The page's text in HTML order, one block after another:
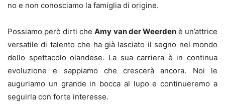
no e non conosciamo la famiglia di origine.
Possiamo però dirti cheAmy van der Weerdenè un’attrice
versatile di talento che ha già lasciato il segno nel mondo
dello spettacolo olandese. La sua carriera è in continua
evoluzione e sappiamo che crescerà ancora. Noi le
auguriamo un grande in bocca al lupo e continueremo a
seguirla con forte interesse.